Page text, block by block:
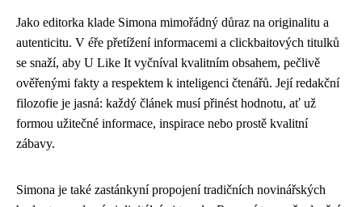
Jako editorka klade Simona mimořádný důraz na originalitu a
autenticitu. V éře přetížení informacemi a clickbaitových titulků
se snaží, aby U Like It vyčníval kvalitním obsahem, pečlivě
ověřenými fakty a respektem k inteligenci čtenářů. Její redakční
filozofie je jasná: každý článek musí přinést hodnotu, ať už
formou užitečné informace, inspirace nebo prostě kvalitní
zábavy.
Simona je také zastánkyní propojení tradičních novinářských